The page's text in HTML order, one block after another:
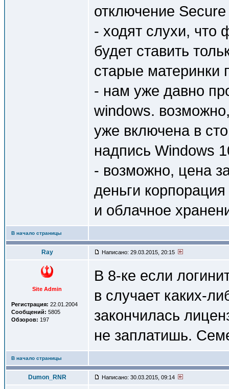
отключение
- ходят слухи,
будет ставить
старые материнки
- нам уже давно
windows.
уже включена в
надпись Windows
- возможно, цена
деньги
и облачное
В начало страницы
Ray Написано: 29.03.2015, 20:15
Site Admin
Регистрация: 22.01.2004
Сообщений: 5805
Обзоров: 197
В 8-ке если
в случает каких-
закончилась
не заплатишь.
В начало страницы
Dumon_RNR Написано: 30.03.2015, 09:14